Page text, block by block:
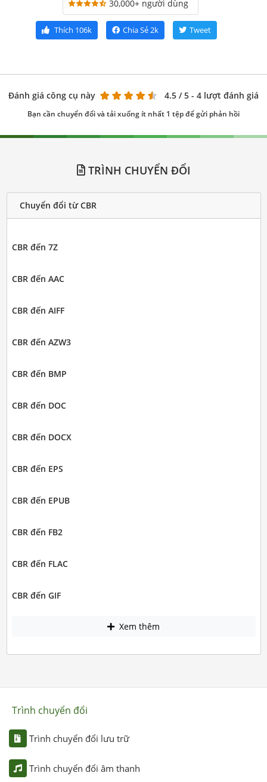
30,000+ người dùng
Thích 106k Chia Sẻ2k Tweet
Đánh giá công cụ này 4.5 / 5 - 4 lượt đánh giá
Bạn cần chuyển đổi và tải xuống ít nhất 1 tệp để gửi phản hồi
TRÌNH CHUYỂN ĐỔI
Chuyển đổi từ CBR
CBR đến 7Z
CBR đến AAC
CBR đến AIFF
CBR đến AZW3
CBR đến BMP
CBR đến DOC
CBR đến DOCX
CBR đến EPS
CBR đến EPUB
CBR đến FB2
CBR đến FLAC
CBR đến GIF
Xem thêm
Trình chuyển đổi
Trình chuyển đổi lưu trữ
Trình chuyển đổi âm thanh